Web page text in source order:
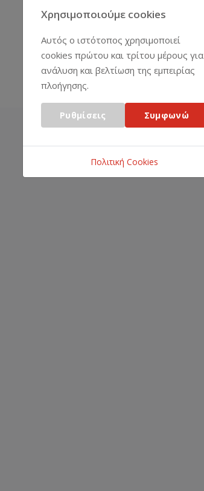
ΑΝΤΙΠΡΟΣΩΠΕΊΕΣ
Χρησιμοποιούμε cookies
Αυτός ο ιστότοπος χρησιμοποιεί
cookies πρώτου και τρίτου μέρους για
ανάλυση και βελτίωση της εμπειρίας
πλοήγησης.
Ρυθμίσεις Συμφωνώ
Πολιτική Cookies